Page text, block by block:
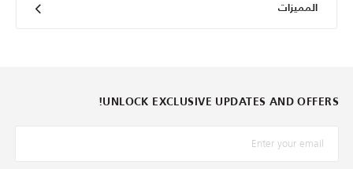
المميزات
UNLOCK EXCLUSIVE UPDATES AND OFFERS!
*البريد الإلكترونيّ